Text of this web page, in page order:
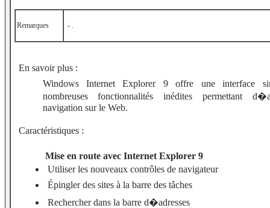
Remarques - .
En savoir plus :
Windows Internet Explorer 9 offre une interface
nombreuses fonctionnalités inédites permettant
navigation sur le Web.
Caractéristiques :
Mise en route avec Internet Explorer 9
Utiliser les nouveaux contrôles de navigateur
Épingler des sites à la barre des tâches
Rechercher dans la barre d�adresses